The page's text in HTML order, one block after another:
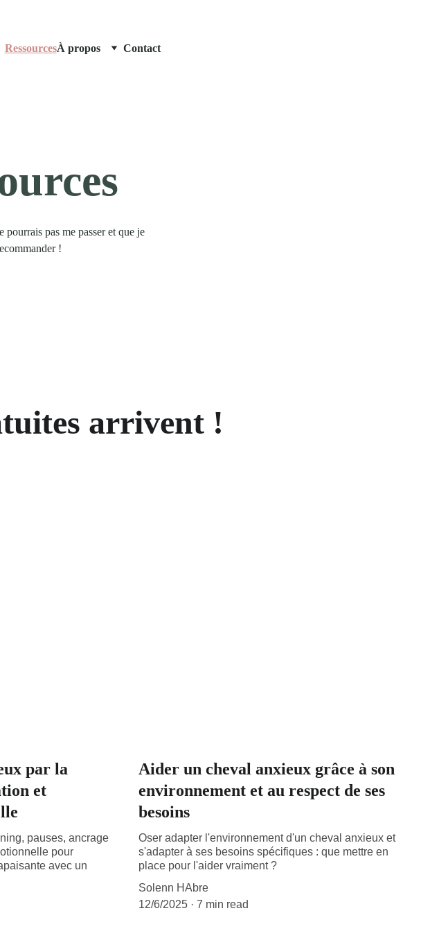
RessourcesÀ propos Contact
pas me passer et que je
!
arrivent !
par la
et
pauses, ancrage
pour
avec un
Aider un cheval anxieux grâce à son
environnement et au respect de ses
besoins
Oser adapter l'environnement d'un cheval anxieux et
s'adapter à ses besoins spécifiques : que mettre en
place pour l'aider vraiment ?
Solenn HAbre
12/6/2025
7 min read